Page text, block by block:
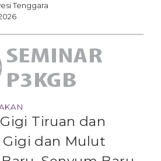
Tenggara
Tiruan dan
Gigi dan Mulut